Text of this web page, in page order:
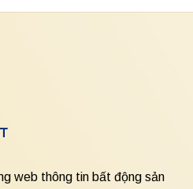
web thông tin bất động sản